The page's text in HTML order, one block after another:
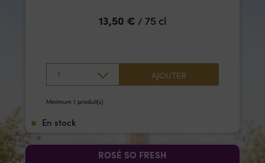
13,50 € / 75 cl
1 AJOUTER
Minimum 1 produit(s)
En stock
ROSÉ SO FRESH